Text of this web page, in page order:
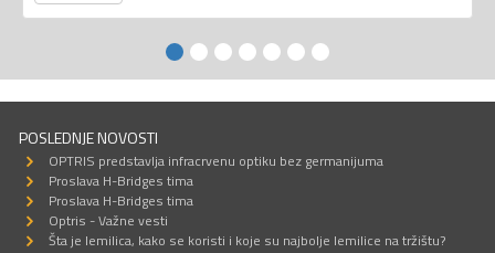
POSLEDNJE NOVOSTI
OPTRIS predstavlja infracrvenu optiku bez germanijuma
Proslava H-Bridges tima
Proslava H-Bridges tima
Optris - Važne vesti
Šta je lemilica, kako se koristi i koje su najbolje lemilice na tržištu?